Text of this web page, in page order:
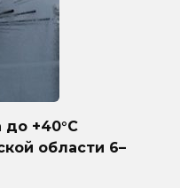
+40°C
области 6–